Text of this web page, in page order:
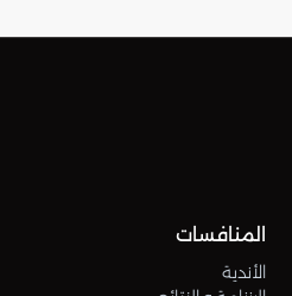
المنافسات
الأندية